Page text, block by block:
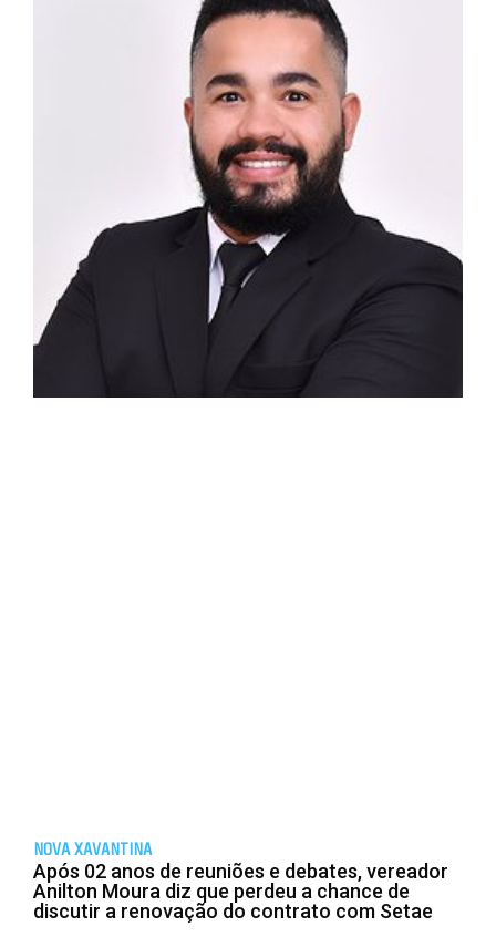
NOVA XAVANTINA
Após 02 anos de reuniões e debates, vereador
Anilton Moura diz que perdeu a chance de
discutir a renovação do contrato com Setae